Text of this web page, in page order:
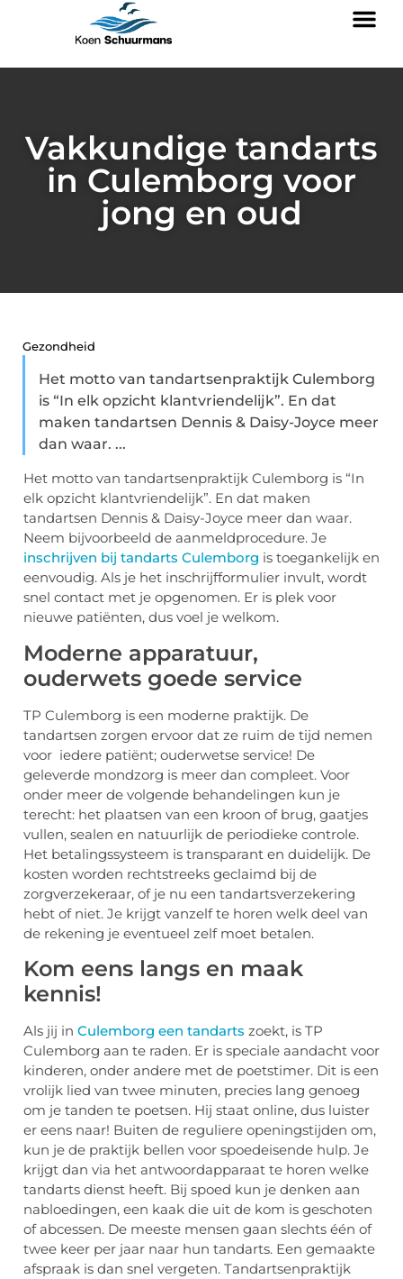
Vakkundige tandarts
in Culemborg voor
jong en oud
Gezondheid
Het motto van tandartsenpraktijk Culemborg
is “In elk opzicht klantvriendelijk”. En dat
maken tandartsen Dennis & Daisy-Joyce meer
dan waar. ...
Het motto van tandartsenpraktijk Culemborg is “In
elk opzicht klantvriendelijk”. En dat maken
tandartsen Dennis & Daisy-Joyce meer dan waar.
Neem bijvoorbeeld de aanmeldprocedure. Je
inschrijven bij tandarts Culemborg is toegankelijk en
eenvoudig. Als je het inschrijfformulier invult, wordt
snel contact met je opgenomen. Er is plek voor
nieuwe patiënten, dus voel je welkom.
Moderne apparatuur,
ouderwets goede service
TP Culemborg is een moderne praktijk. De
tandartsen zorgen ervoor dat ze ruim de tijd nemen
voor iedere patiënt; ouderwetse service! De
geleverde mondzorg is meer dan compleet. Voor
onder meer de volgende behandelingen kun je
terecht: het plaatsen van een kroon of brug, gaatjes
vullen, sealen en natuurlijk de periodieke controle.
Het betalingssysteem is transparant en duidelijk. De
kosten worden rechtstreeks geclaimd bij de
zorgverzekeraar, of je nu een tandartsverzekering
hebt of niet. Je krijgt vanzelf te horen welk deel van
de rekening je eventueel zelf moet betalen.
Kom eens langs en maak
kennis!
Als jij in Culemborg een tandarts zoekt, is TP
Culemborg aan te raden. Er is speciale aandacht voor
kinderen, onder andere met de poetstimer. Dit is een
vrolijk lied van twee minuten, precies lang genoeg
om je tanden te poetsen. Hij staat online, dus luister
er eens naar! Buiten de reguliere openingstijden om,
kun je de praktijk bellen voor spoedeisende hulp. Je
krijgt dan via het antwoordapparaat te horen welke
tandarts dienst heeft. Bij spoed kun je denken aan
nabloedingen, een kaak die uit de kom is geschoten
of abcessen. De meeste mensen gaan slechts één of
twee keer per jaar naar hun tandarts. Een gemaakte
afspraak is dan snel vergeten. Tandartsenpraktijk